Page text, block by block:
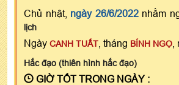
Chủ nhật, ngày 26/6/2022nhằm
lịch
Ngày CANH TUẤT , tháng BÍNH NGỌ
Hắc đạo (thiên hình hắc đạo)
GIỜ TỐT TRONG NGÀY :